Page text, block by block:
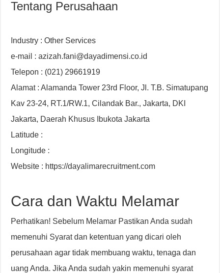
Tentang Perusahaan
Industry : Other Services
e-mail : azizah.fani@dayadimensi.co.id
Telepon : (021) 29661919
Alamat : Alamanda Tower 23rd Floor, Jl. T.B. Simatupang
Kav 23-24, RT.1/RW.1, Cilandak Bar., Jakarta, DKI
Jakarta, Daerah Khusus Ibukota Jakarta
Latitude :
Longitude :
Website : https://dayalimarecruitment.com
Cara dan Waktu Melamar
Perhatikan! Sebelum Melamar Pastikan Anda sudah
memenuhi Syarat dan ketentuan yang dicari oleh
perusahaan agar tidak membuang waktu, tenaga dan
uang Anda. Jika Anda sudah yakin memenuhi syarat